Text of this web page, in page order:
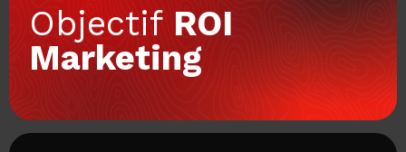
Objectif ROI
Marketing